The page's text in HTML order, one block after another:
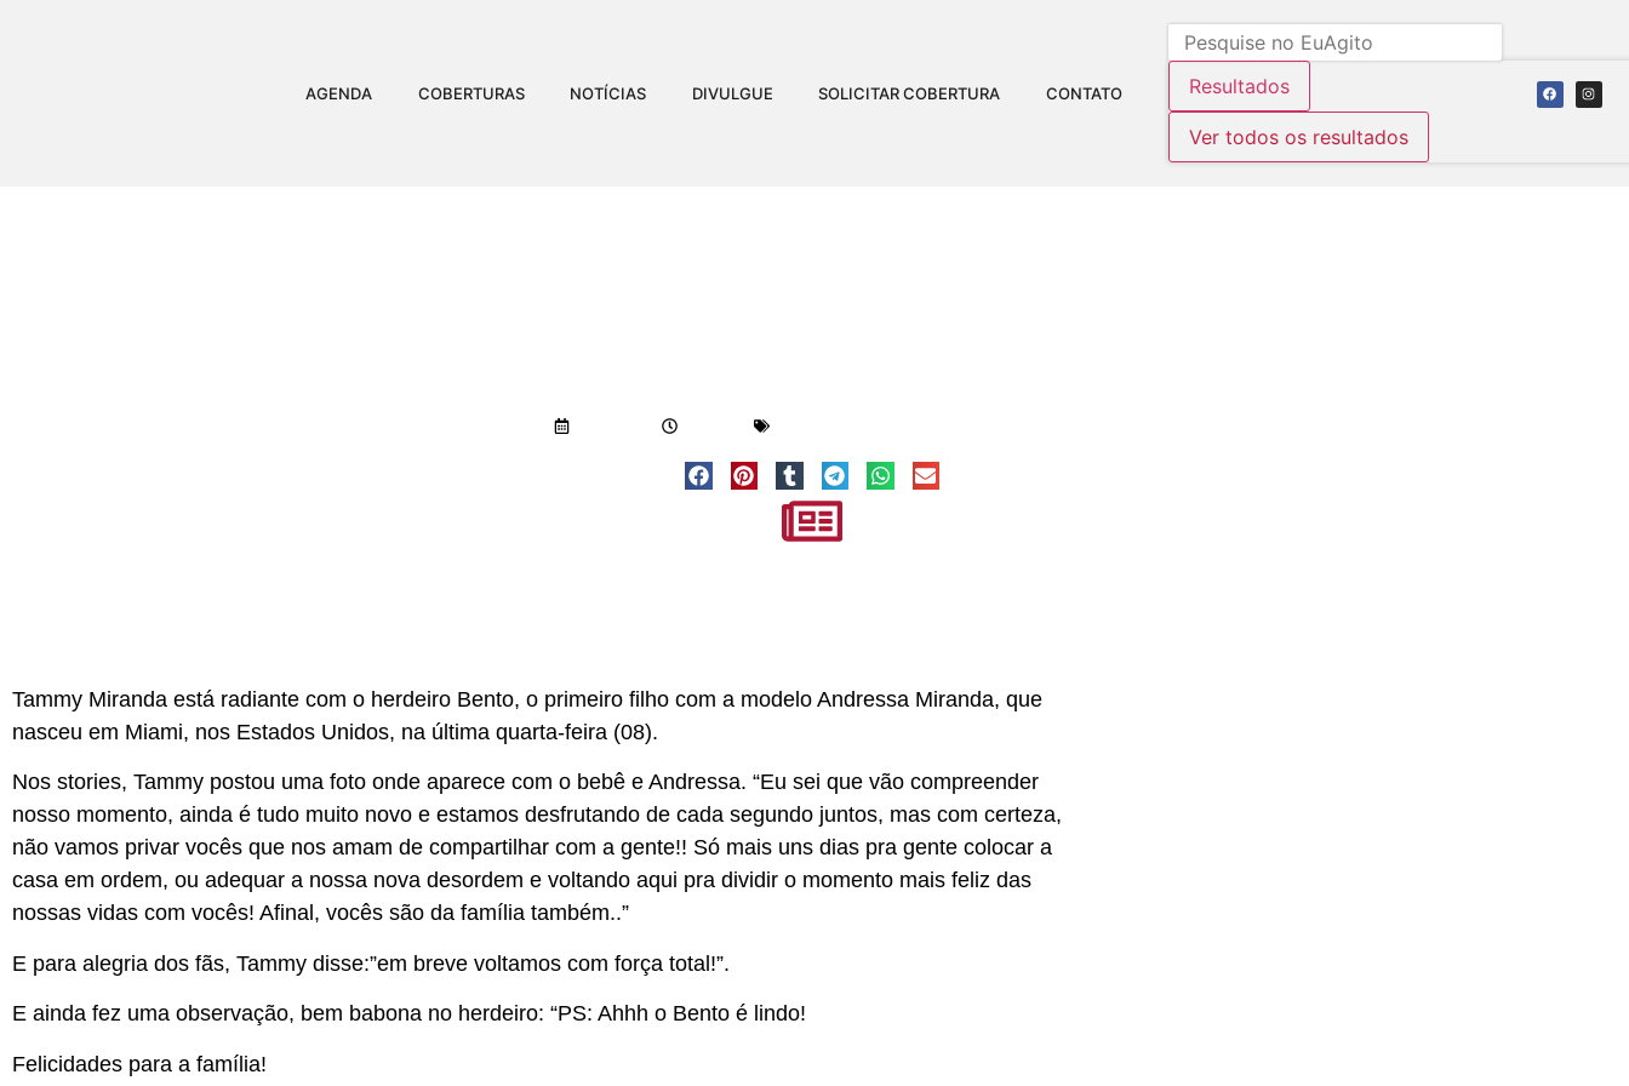
AGENDA COBERTURAS NOTÍCIAS DIVULGUE SOLICITAR COBERTURA CONTATO Resultados
Ver todos os resultados
10/01/2020
Tammy Miranda está radiante com o herdeiro Bento, o primeiro filho com a modelo Andressa Miranda, que
nasceu em Miami, nos Estados Unidos, na última quarta-feira (08).
Nos stories, Tammy postou uma foto onde aparece com o bebê e Andressa. “Eu sei que vão compreender
nosso momento, ainda é tudo muito novo e estamos desfrutando de cada segundo juntos, mas com certeza,
não vamos privar vocês que nos amam de compartilhar com a gente!! Só mais uns dias pra gente colocar a
casa em ordem, ou adequar a nossa nova desordem e voltando aqui pra dividir o momento mais feliz das
nossas vidas com vocês! Afinal, vocês são da família também..”
E para alegria dos fãs, Tammy disse:”em breve voltamos com força total!”.
E ainda fez uma observação, bem babona no herdeiro: “PS: Ahhh o Bento é lindo!
Felicidades para a família!